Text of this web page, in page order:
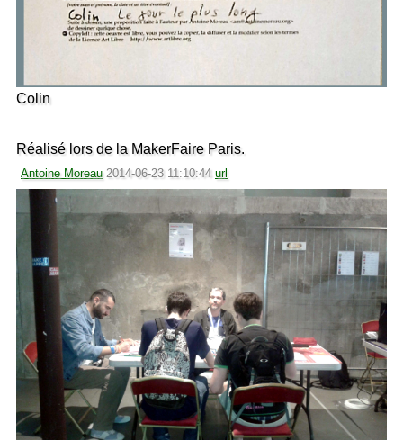
Colin
Réalisé lors de la MakerFaire Paris.
Antoine Moreau 2014-06-23 11:10:44 url